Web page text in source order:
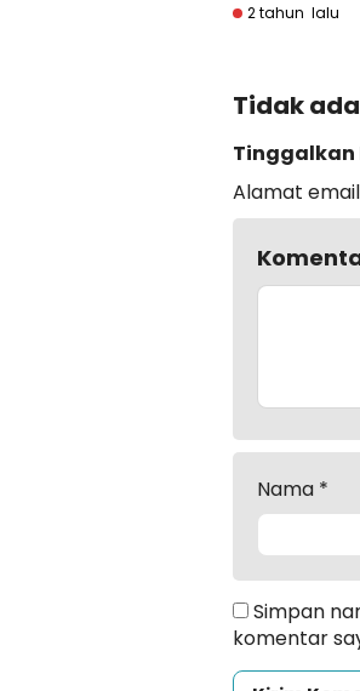
2 tahun lalu
Tidak
Tinggalkan
Alamat
Nama *
Simpan
komentar